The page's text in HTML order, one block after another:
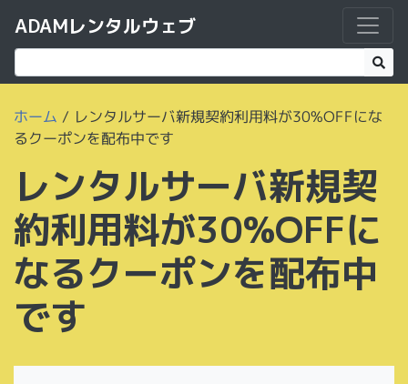
ADAMレンタルウェブ
ホーム / レンタルサーバ新規契約利用料が30%OFFにな
るクーポンを配布中です
レンタルサーバ新規契
約利用料が30%OFFに
なるクーポンを配布中
です